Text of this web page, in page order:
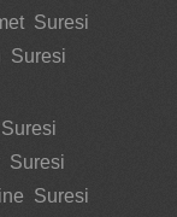
Suresi
Suresi
Suresi
Suresi